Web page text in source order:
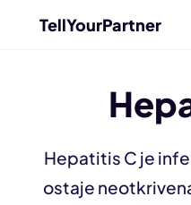
TellYourPartner
Hepatitis C je
ostaje